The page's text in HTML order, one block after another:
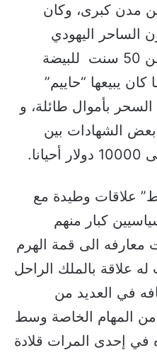
من مدن كبرى، وكان
الساحر اليهودي
بالبيض البلدي بثمن يقل عن 50 سنت للبيضة
يبيعها “حاييم”
بأموال طائلة، و
الشهادات بين
علاقات وطيدة مع
كبار منهم
معارفه الى قمة الهرم
علاقة بالملك الراحل
في العديد من
من المهام الخاصة وسط
في إحدى المرات قلادة